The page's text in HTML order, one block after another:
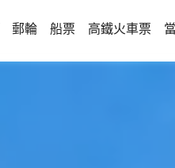
郵輪 船票 高鐵火車票